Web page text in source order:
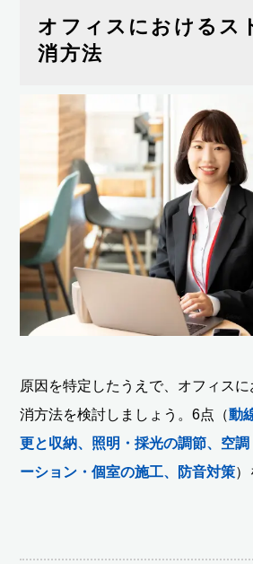
オフィスにおけるス
消方法
原因を特定したうえで、オフィス
消方法を検討しましょう。6点（動
更と収納、照明・採光の調節、空
ーション・個室の施工、防音対策）